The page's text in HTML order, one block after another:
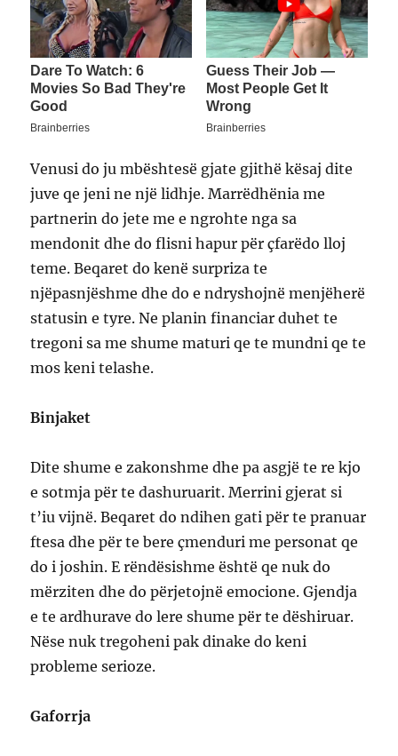
Venusi do ju mbështesë gjate gjithë kësaj dite
juve qe jeni ne një lidhje. Marrëdhënia me
partnerin do jete me e ngrohte nga sa
mendonit dhe do flisni hapur për çfarëdo lloj
teme. Beqaret do kenë surpriza te
njëpasnjëshme dhe do e ndryshojnë menjëherë
statusin e tyre. Ne planin financiar duhet te
tregoni sa me shume maturi qe te mundni qe te
mos keni telashe.
Binjaket
Dite shume e zakonshme dhe pa asgjë te re kjo
e sotmja për te dashuruarit. Merrini gjerat si
t’iu vijnë. Beqaret do ndihen gati për te pranuar
ftesa dhe për te bere çmenduri me personat qe
do i joshin. E rëndësishme është qe nuk do
mërziten dhe do përjetojnë emocione. Gjendja
e te ardhurave do lere shume për te dëshiruar.
Nëse nuk tregoheni pak dinake do keni
probleme serioze.
Gaforrja